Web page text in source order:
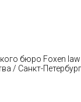
бюро Foxen
/ Санкт-